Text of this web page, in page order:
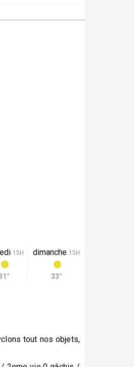
15H dimanche 15H
33°
tout nos objets,